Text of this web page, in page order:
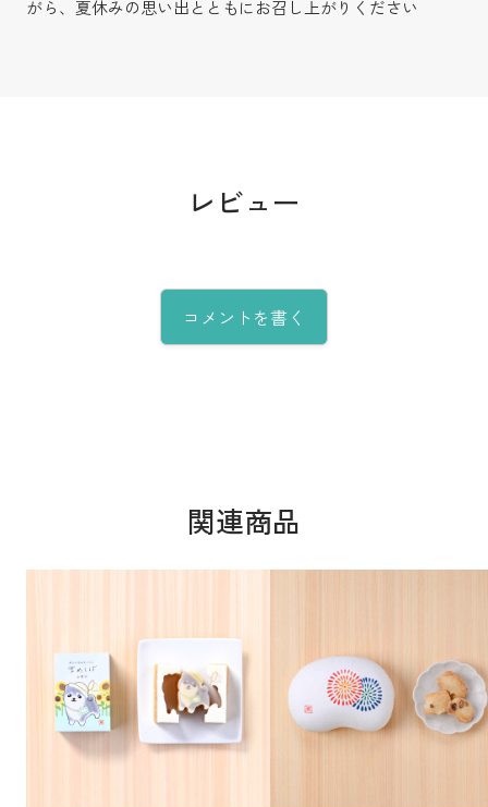
がら、夏休みの思い出とともにお召し上がりください
レビュー
コメントを書く
関連商品